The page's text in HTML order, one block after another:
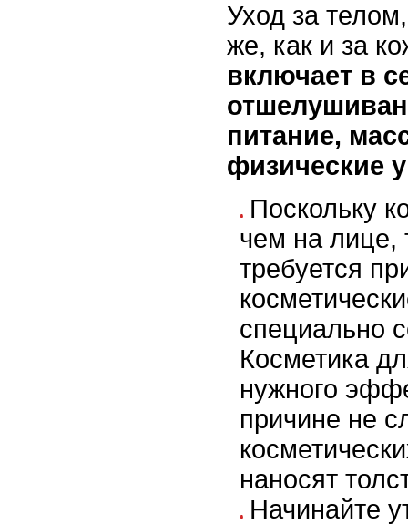
Уход за
же, как и за
включает в
питание,
физические
Поскольку
чем на лице,
требуется
специально
Косметика
нужного
причине не
наносят
Начинайте